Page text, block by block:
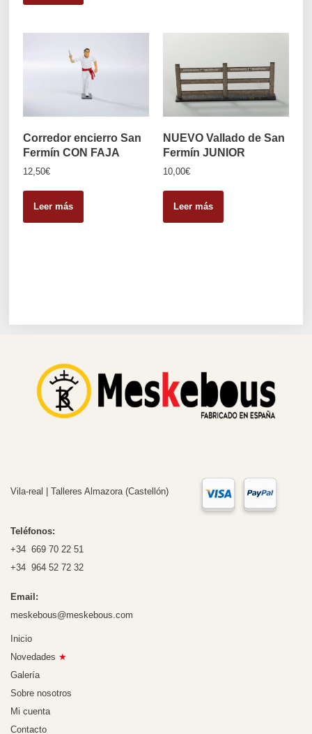
Corredor encierro San
Fermín CON FAJA
12,50€
Leer más
NUEVO Vallado de San
Fermín JUNIOR
10,00€
Leer más
Vila-real | Talleres Almazora (Castellón)
Teléfonos:
+34 669 70 22 51
+34 964 52 72 32
Email:
meskebous@meskebous.com
Inicio
Novedades ★
Galería
Sobre nosotros
Mi cuenta
Contacto